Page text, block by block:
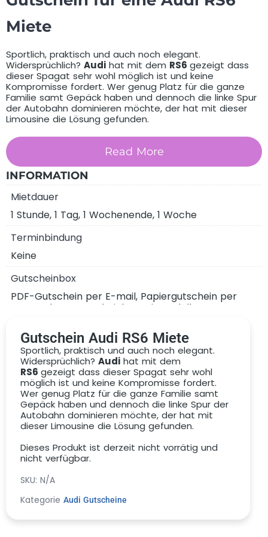
Miete
Sportlich, praktisch und auch noch elegant.
Widersprüchlich? Audi hat mit dem RS6 gezeigt dass
dieser Spagat sehr wohl möglich ist und keine
Kompromisse fordert. Wer genug Platz für die ganze
Familie samt Gepäck haben und dennoch die linke Spur
der Autobahn dominieren möchte, der hat mit dieser
Limousine die Lösung gefunden.
Was beinhaltet dieser Gutschein?
Gutschein
Read More
INFORMATION
Mietdauer
1 Stunde, 1 Tag, 1 Wochenende, 1 Woche
Terminbindung
Keine
Gutscheinbox
PDF-Gutschein per E-mail, Papiergutschein per
Post, Deluxe-Gutscheinbox mit Modellauto
Gutschein Audi RS6 Miete
Sportlich, praktisch und auch noch elegant.
Widersprüchlich? Audi hat mit dem
RS6 gezeigt dass dieser Spagat sehr wohl
möglich ist und keine Kompromisse fordert.
Wer genug Platz für die ganze Familie samt
Gepäck haben und dennoch die linke Spur der
Autobahn dominieren möchte, der hat mit
dieser Limousine die Lösung gefunden.
Dieses Produkt ist derzeit nicht vorrätig und
nicht verfügbar.
SKU: N/A
Kategorie Audi Gutscheine